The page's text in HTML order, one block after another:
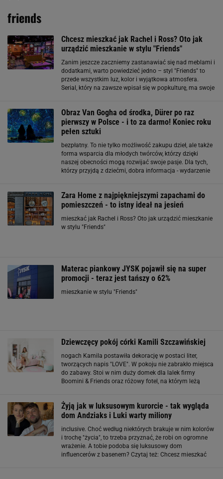
friends
Chcesz mieszkać jak Rachel i Ross? Oto jak
urządzić mieszkanie w stylu "Friends"
Zanim jeszcze zaczniemy zastanawiać się nad meblami i
dodatkami, warto powiedzieć jedno – styl "Friends" to
przede wszystkim luz, kolor i wyjątkowa atmosfera.
Serial, który na zawsze wpisał się w popkulturę, ma swoje
Obraz Van Gogha od środka, Dürer po raz
pierwszy w Polsce - i to za darmo! Koniec roku
pełen sztuki
bezpłatny. To nie tylko możliwość zakupu dzieł, ale także
forma wsparcia dla młodych twórców, którzy dzięki
naszej obecności mogą rozwijać swoje pasje. Dla tych,
którzy przyjdą z dziećmi, dobra informacja - wydarzenie
Zara Home z najpiękniejszymi zapachami do
pomieszczeń - to istny ideał na jesień
mieszkać jak Rachel i Ross? Oto jak urządzić mieszkanie
w stylu "Friends"
Materac piankowy JYSK pojawił się na super
promocji - teraz jest tańszy o 62%
mieszkanie w stylu "Friends"
Dziewczęcy pokój córki Kamili Szczawińskiej
nogach Kamila postawiła dekorację w postaci liter,
tworzących napis "LOVE". W pokoju nie zabrakło miejsca
do zabawy. Stoi w nim duży domek dla lalek firmy
Boomini & Friends oraz różowy fotel, na którym leżą
Żyją jak w luksusowym kurorcie - tak wygląda
dom Andziaks i Luki warty miliony
inclusive. Choć według niektórych brakuje w nim kolorów
i trochę "życia", to trzeba przyznać, że robi on ogromne
wrażenie. A tobie podoba się luksusowy dom
influencerów z basenem? Czytaj też: Chcesz mieszkać